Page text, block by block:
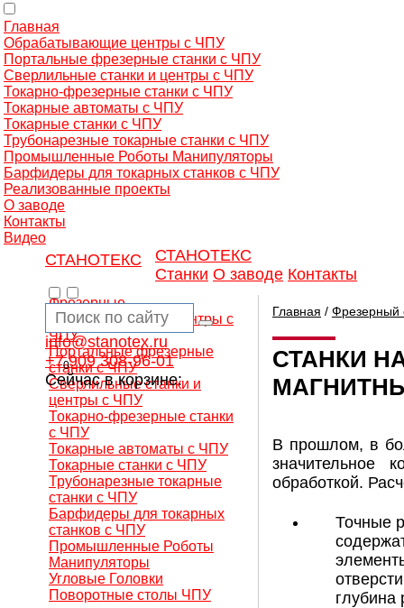
Главная
Обрабатывающие центры с ЧПУ
Портальные фрезерные станки с ЧПУ
Сверлильные станки и центры с ЧПУ
Токарно-фрезерные станки с ЧПУ
Токарные автоматы с ЧПУ
Токарные станки с ЧПУ
Трубонарезные токарные станки с ЧПУ
Промышленные Роботы Манипуляторы
Барфидеры для токарных станков с ЧПУ
Реализованные проекты
О заводе
Контакты
Видео
СТАНОТЕКС
СТАНОТЕКС
Станки О заводе Контакты
info@stanotex.ru
+7 909 308-96-01
Сейчас в корзине:
0
Фрезерные
обрабатывающие центры с
ЧПУ
Портальные фрезерные
станки с ЧПУ
Сверлильные станки и
центры с ЧПУ
Токарно-фрезерные станки
с ЧПУ
Токарные автоматы с ЧПУ
Токарные станки с ЧПУ
Трубонарезные токарные
станки с ЧПУ
Барфидеры для токарных
станков с ЧПУ
Промышленные Роботы
Манипуляторы
Угловые Головки
Поворотные столы ЧПУ
Главная / Фрезерный
СТАНКИ
В прошлом, в
значительное
обработкой.
Точные
глубина